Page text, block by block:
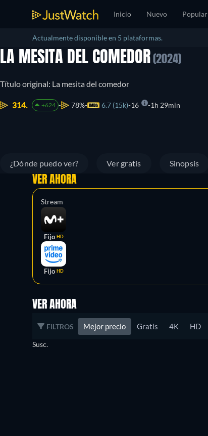
Inicio Nuevo Popular
Actualmente disponible en 5 plataformas.
LA MESITA DEL COMEDOR (2024)
Título original: La mesita del comedor
314. +624 78% 6.7 (15k) 16 1h 29min
¿Dónde puedo ver? Ver gratis Sinopsis
VER AHORA
Stream
Fijo HD
Fijo HD
VER AHORA
FILTROS Mejor precio Gratis 4K HD
Susc.